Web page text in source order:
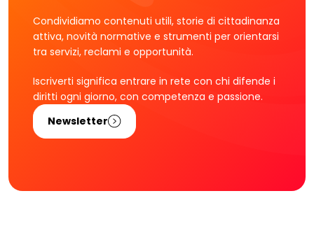
Condividiamo contenuti utili, storie di cittadinanza
attiva, novità normative e strumenti per orientarsi
tra servizi, reclami e opportunità.
Iscriverti significa entrare in rete con chi difende i
diritti ogni giorno, con competenza e passione.
Newsletter